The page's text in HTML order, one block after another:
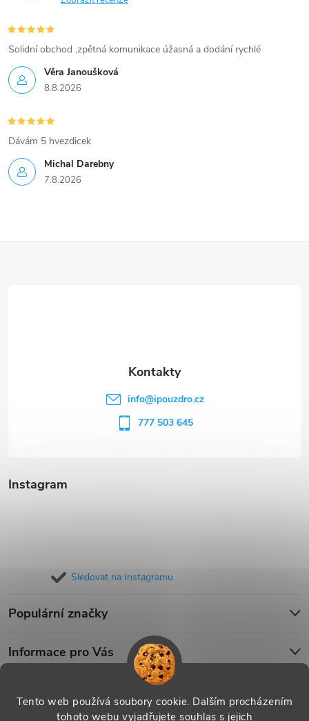
Tento web používá soubory cookie. Dalším procházením
tohoto webu vyjadřujete souhlas s jejich
Věra Janoušková
8.8.2026
Solidní obchod ,zpětná komunikace úžasná a dodání rychlé
Michal Darebny
7.8.2026
Dávám 5 hvezdicek
Instagram
Sledovat na Instagramu
Populární značky
Informace pro Vás
info@ipouzdro.cz
777 503 645